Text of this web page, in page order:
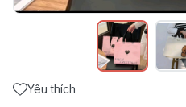
Yêu thích